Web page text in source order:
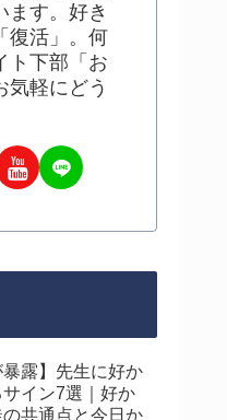
ます。好き
復活」。何
ト下部「お
気軽にどう
暴露】先生に好か
イン7選｜好か
共通点と今日か